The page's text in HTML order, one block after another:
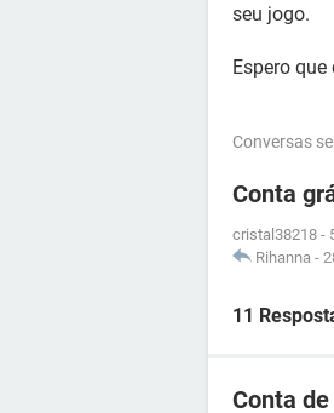
seu jogo.
Espero que
Conversas
Conta
cristal38218 -
Rihanna -
11
Conta